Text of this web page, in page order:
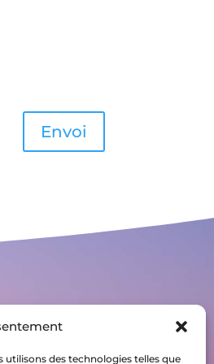
utilisons des technologies telles que
Envoi
newsletter